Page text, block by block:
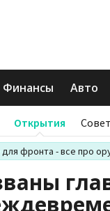
Финансы Авто
Открытия
фронта - все про